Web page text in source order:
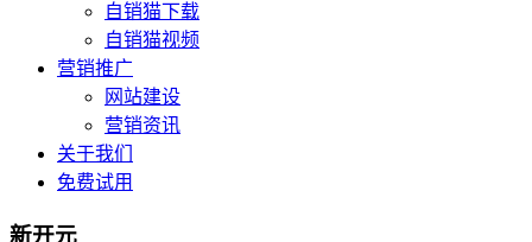
自销猫下载
自销猫视频
营销推广
网站建设
营销资讯
关于我们
免费试用
新开元